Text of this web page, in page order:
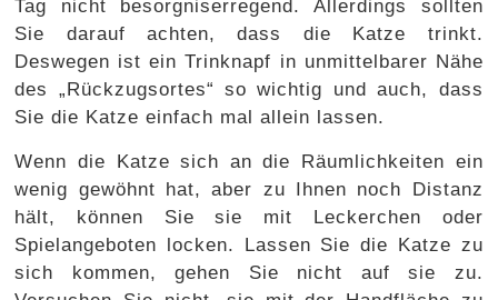
Tag nicht besorgniserregend. Allerdings sollten
Sie darauf achten, dass die Katze trinkt.
Deswegen ist ein Trinknapf in unmittelbarer Nähe
des „Rückzugsortes“ so wichtig und auch, dass
Sie die Katze einfach mal allein lassen.
Wenn die Katze sich an die Räumlichkeiten ein
wenig gewöhnt hat, aber zu Ihnen noch Distanz
hält, können Sie sie mit Leckerchen oder
Spielangeboten locken. Lassen Sie die Katze zu
sich kommen, gehen Sie nicht auf sie zu.